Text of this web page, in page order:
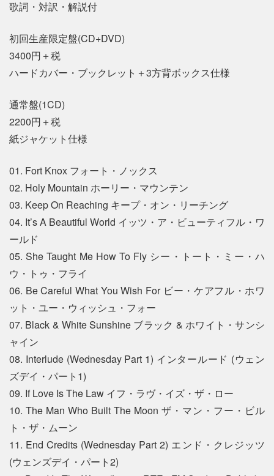
歌詞・対訳・解説付
初回生産限定盤(CD+DVD)
3400円＋税
ハードカバー・ブックレット＋3方背ボックス仕様
通常盤(1CD)
2200円＋税
紙ジャケット仕様
01. Fort Knox フォート・ノックス
02. Holy Mountain ホーリー・マウンテン
03. Keep On Reaching キープ・オン・リーチング
04. It’s A Beautiful World イッツ・ア・ビューティフル・ワ
ールド
05. She Taught Me How To Fly シー・トート・ミー・ハ
ウ・トゥ・フライ
06. Be Careful What You Wish For ビー・ケアフル・ホワ
ット・ユー・ウィッシュ・フォー
07. Black & White Sunshine ブラック & ホワイト・サンシ
ャイン
08. Interlude (Wednesday Part 1) インタールード (ウェン
ズデイ・パート1)
09. If Love Is The Law イフ・ラヴ・イズ・ザ・ロー
10. The Man Who Built The Moon ザ・マン・フー・ビル
ト・ザ・ムーン
11. End Credits (Wednesday Part 2) エンド・クレジッツ
(ウェンズデイ・パート2)